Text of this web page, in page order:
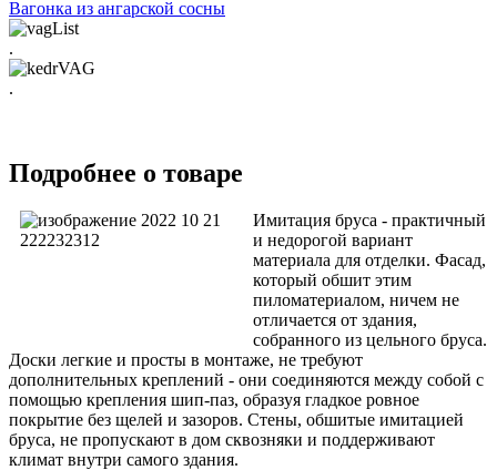
Вагонка из ангарской сосны
.
.
Подробнее о товаре
Имитация бруса - практичный
и недорогой вариант
материала для отделки. Фасад,
который обшит этим
пиломатериалом, ничем не
отличается от здания,
собранного из цельного бруса.
Доски легкие и просты в монтаже, не требуют
дополнительных креплений - они соединяются между собой с
помощью крепления шип-паз, образуя гладкое ровное
покрытие без щелей и зазоров. Стены, обшитые имитацией
бруса, не пропускают в дом сквозняки и поддерживают
климат внутри самого здания.